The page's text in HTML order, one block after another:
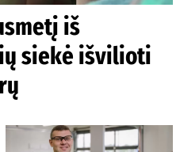
iš
siekė išvilioti